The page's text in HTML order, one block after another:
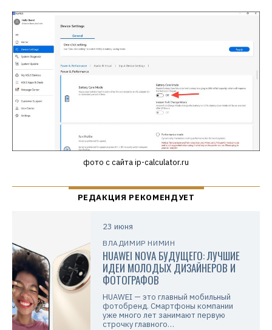
фото с сайта ip-calculator.ru
23 июня
ВЛАДИМИР НИМИН
HUAWEI NOVA БУДУЩЕГО: ЛУЧШИЕ
ИДЕИ МОЛОДЫХ ДИЗАЙНЕРОВ И
ФОТОГРАФОВ
HUAWEI — это главный мобильный
фотобренд. Смартфоны компании
уже много лет занимают первую
строчку главного…